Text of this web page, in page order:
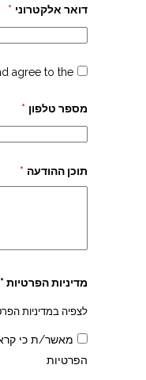
דואר אלקטרוני *
agree to the
מספר טלפון *
תוכן ההודעה *
מדיניות הפרטיות *
לצפיה במדיניות
מאשר/ת כי
הפרטיות